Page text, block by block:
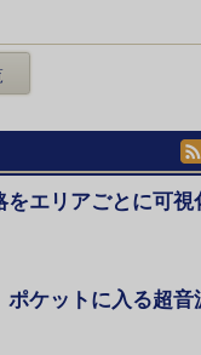
をエリアごとに可視
ポケットに入る超音